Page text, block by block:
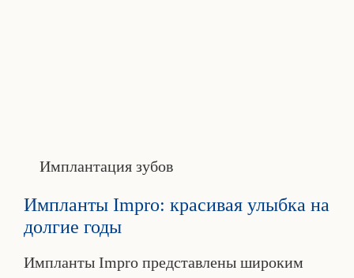
Имплантация зубов
Импланты Impro: красивая улыбка на
долгие годы
Импланты Impro представлены широким